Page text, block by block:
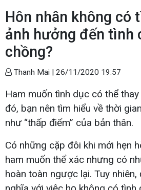
Hôn nhân không có
ảnh hưởng đến tình
chồng?
Thanh Mai | 26/11/2020 19:57
Ham muốn tình dục có thể
đó, bạn nên tìm hiểu về thời
như “thấp điểm” của bản thân.
Có những cặp đôi khi mới hẹn
ham muốn thể xác nhưng có
hoàn toàn ngược lại. Tuy